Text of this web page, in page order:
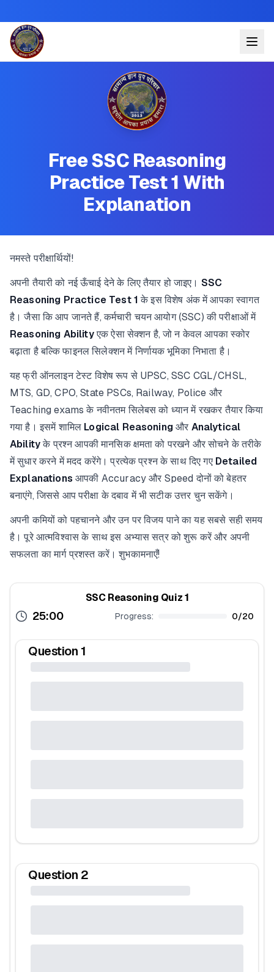
Free SSC Reasoning
Practice Test 1 With
Explanation
नमस्ते परीक्षार्थियों!
अपनी तैयारी को नई ऊँचाई देने के लिए तैयार हो जाइए। SSC
Reasoning Practice Test 1 के इस विशेष अंक में आपका स्वागत
है। जैसा कि आप जानते हैं, कर्मचारी चयन आयोग (SSC) की परीक्षाओं में
Reasoning Abilityएक ऐसा सेक्शन है, जो न केवल आपका स्कोर
बढ़ाता है बल्कि फाइनल सिलेक्शन में निर्णायक भूमिका निभाता है।
यह फ्री ऑनलाइन टेस्ट विशेष रूप से UPSC, SSC CGL/CHSL,
MTS, GD, CPO, State PSCs, Railway, Police और
Teaching exams के नवीनतम सिलेबस को ध्यान में रखकर तैयार किया
गया है। इसमें शामिल Logical Reasoningऔर Analytical
Abilityके प्रश्न आपकी मानसिक क्षमता को परखने और सोचने के तरीके
में सुधार करने में मदद करेंगे। प्रत्येक प्रश्न के साथ दिए गए Detailed
Explanations आपकी Accuracy और Speed दोनों को बेहतर
बनाएंगे, जिससे आप परीक्षा के दबाव में भी सटीक उत्तर चुन सकेंगे।
अपनी कमियों को पहचानने और उन पर विजय पाने का यह सबसे सही समय
है। पूरे आत्मविश्वास के साथ इस अभ्यास सत्र को शुरू करें और अपनी
सफलता का मार्ग प्रशस्त करें। शुभकामनाएँ!
SSC Reasoning Quiz 1
25:00 Progress: 0/20
Question 1
Question 2